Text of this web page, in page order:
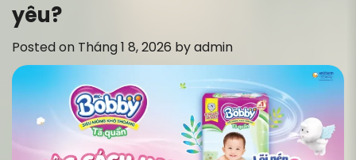
yêu?
Posted on Tháng 1 8, 2026 byadmin